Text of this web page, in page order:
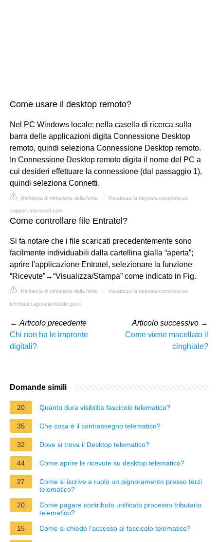
Come usare il desktop remoto?
Nel PC Windows locale: nella casella di ricerca sulla
barra delle applicazioni digita Connessione Desktop
remoto, quindi seleziona Connessione Desktop remoto.
In Connessione Desktop remoto digita il nome del PC a
cui desideri effettuare la connessione (dal passaggio 1),
quindi seleziona Connetti.
Richiesta di rimozione della fonte | Visualizza la risposta completa su
support.microsoft.com
Come controllare file Entratel?
Si fa notare che i file scaricati precedentemente sono
facilmente individuabili dalla cartellina gialla “aperta”;
aprire l'applicazione Entratel, selezionare la funzione
“Ricevute”→“Visualizza/Stampa” come indicato in Fig.
Richiesta di rimozione della fonte | Visualizza la risposta completa su
telematici.agenziaentrate.gov.it
← Articolo precedente
Chi non ha le impronte
digitali?
Articolo successivo →
Come viene macellato il
cinghiale?
Domande simili
20 Quanto dura visibilita fascicolo telematico?
35 Che cosa è il contrassegno telematico?
32 Dove si trova il Desktop telematico?
44 Come aprire le ricevute su desktop telematico?
27
Come si iscrive a ruolo un pignoramento presso terzi
telematico?
20
Come pagare contributo unificato processo tributario
telematico?
15
Come si chiede l'accesso al fascicolo telematico?